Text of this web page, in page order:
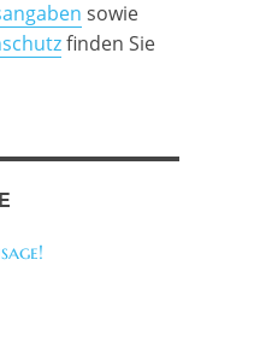
sowie
finden Sie